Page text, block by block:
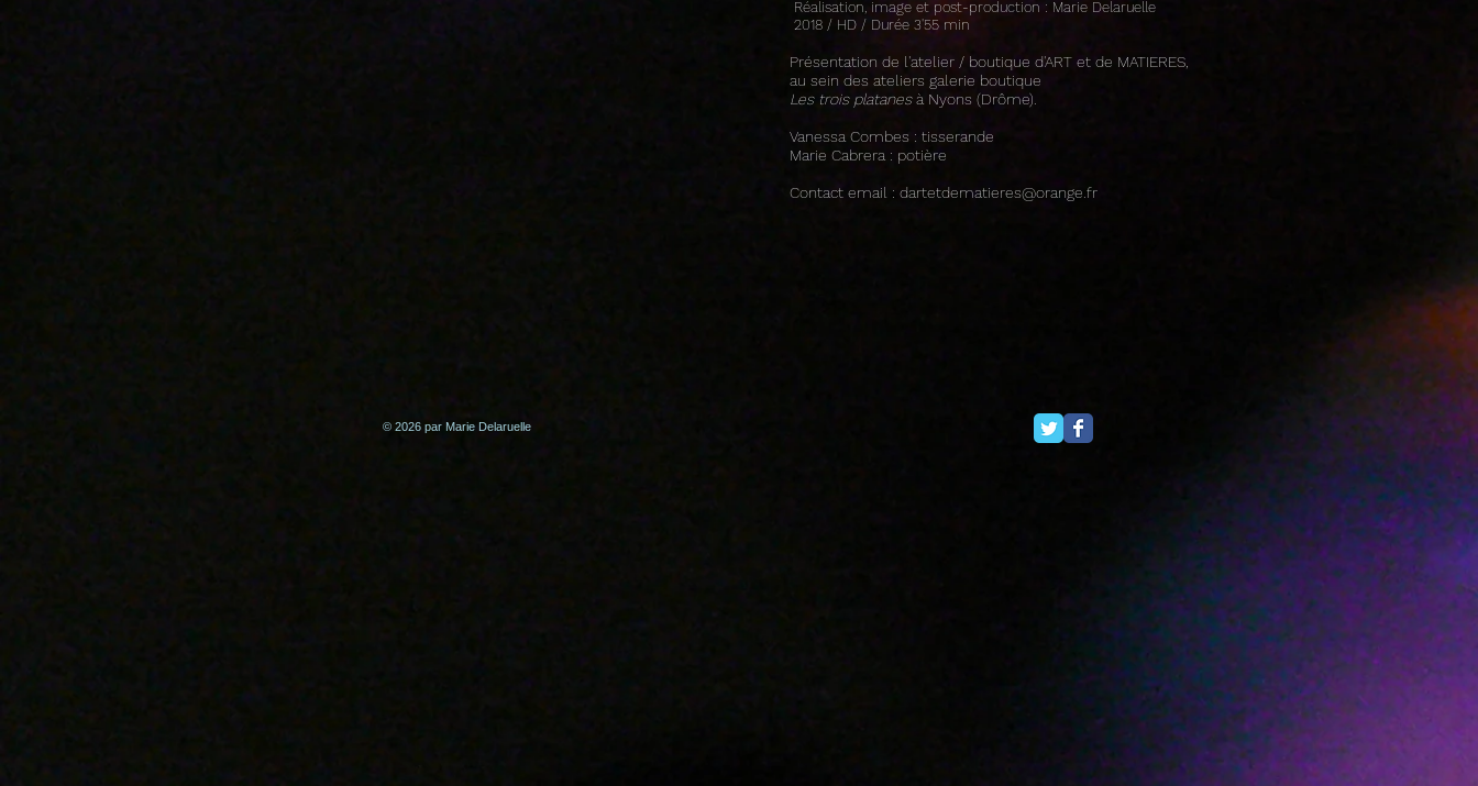
Réalisation, image et post-production : Marie Delaruelle
2018 / HD / Durée 3'55 min
Présentation de l'atelier / boutique d'ART et de MATIERES,
au sein des ateliers galerie boutique
Les trois platanesà Nyons (Drôme).
Vanessa Combes : tisserande
Marie Cabrera : potière
Contact email : dartetdematieres@orange.fr
© 2026 par Marie Delaruelle